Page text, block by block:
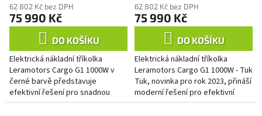
62 802 Kč bez DPH
75 990 Kč
DO KOŠÍKU
Elektrická nákladní tříkolka
Leramotors Cargo G1 1000W v
černé barvě představuje
efektivní řešení pro snadnou
přepravu nákladu v náročném
62 802 Kč bez DPH
75 990 Kč
DO KOŠÍKU
Elektrická nákladní tříkolka
Leramotors Cargo G1 1000W - Tuk
Tuk, novinka pro rok 2023, přináší
moderní řešení pro efektivní
přepravu nákladu ve městě i na